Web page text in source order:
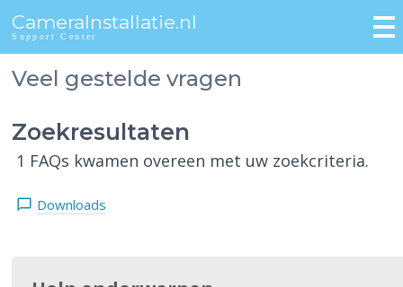
CameraInstallatie.nl
Support Center
Veel gestelde vragen
Zoekresultaten
1 FAQs kwamen overeen met uw zoekcriteria.
Downloads